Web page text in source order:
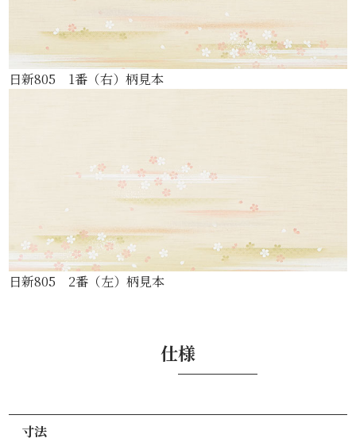
日新805 1番（右）柄見本
日新805 2番（左）柄見本
仕様
寸法